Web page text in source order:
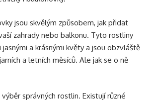
jsou skvělým způsobem, jak přidat
zahrady nebo balkonu. Tyto rostliny
jasnými a krásnými květy a jsou obzvláště
a letních měsíců. Ale jak se o ně
správných rostlin. Existují různé